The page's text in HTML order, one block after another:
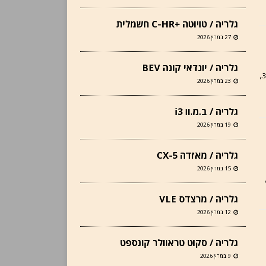
יצרניות השבבים מעדיפות ייצור שבבים DRAM לדאטה סנטרס על פני אוטומוטיב. בשנה האחרונה המחירים יותר הוכפלו פי 3,
גלריה / טויוטה +C-HR חשמלית
27 במרץ 2026
גלריה / יונדאי קונה BEV
23 במרץ 2026
גלריה / ב.מ.וו i3
19 במרץ 2026
גלריה / מאזדה CX-5
15 במרץ 2026
גלריה / מרצדס VLE
12 במרץ 2026
גלריה / סקוט טראוולר קונספט
9 במרץ 2026